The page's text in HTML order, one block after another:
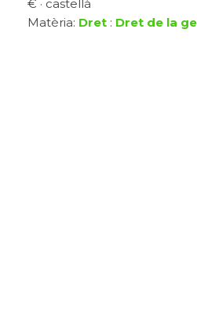
€ · castellà
Matèria: Dret : Dret de la